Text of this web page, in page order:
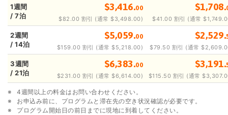
1週間
/ 7泊
$3,416.00
$82.00 割引 (通常 $3,498.00)
$1,708.
$41.00 割引 (通常
2週間
/ 14泊
$5,059.00
$159.00 割引 (通常 $5,218.00)
$2,529.
$79.50 割引 (通常
3週間
/ 21泊
$6,383.00
$231.00 割引 (通常 $6,614.00)
$3,191.
$115.50 割引 (通常
4週間以上の料金はお問い合わせください。
お申込み前に、プログラムと滞在先の空き状況確認が必要です。
プログラム開始日の前日までに現地に到着してください。